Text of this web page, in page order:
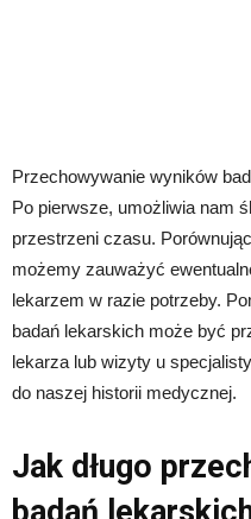
Przechowywanie wyników
Po pierwsze, umożliwia nam
przestrzeni czasu.
możemy zauważyć
lekarzem w razie potrzeby.
badań lekarskich może być
lekarza lub wizyty u
do naszej historii medycznej.
Jak długo